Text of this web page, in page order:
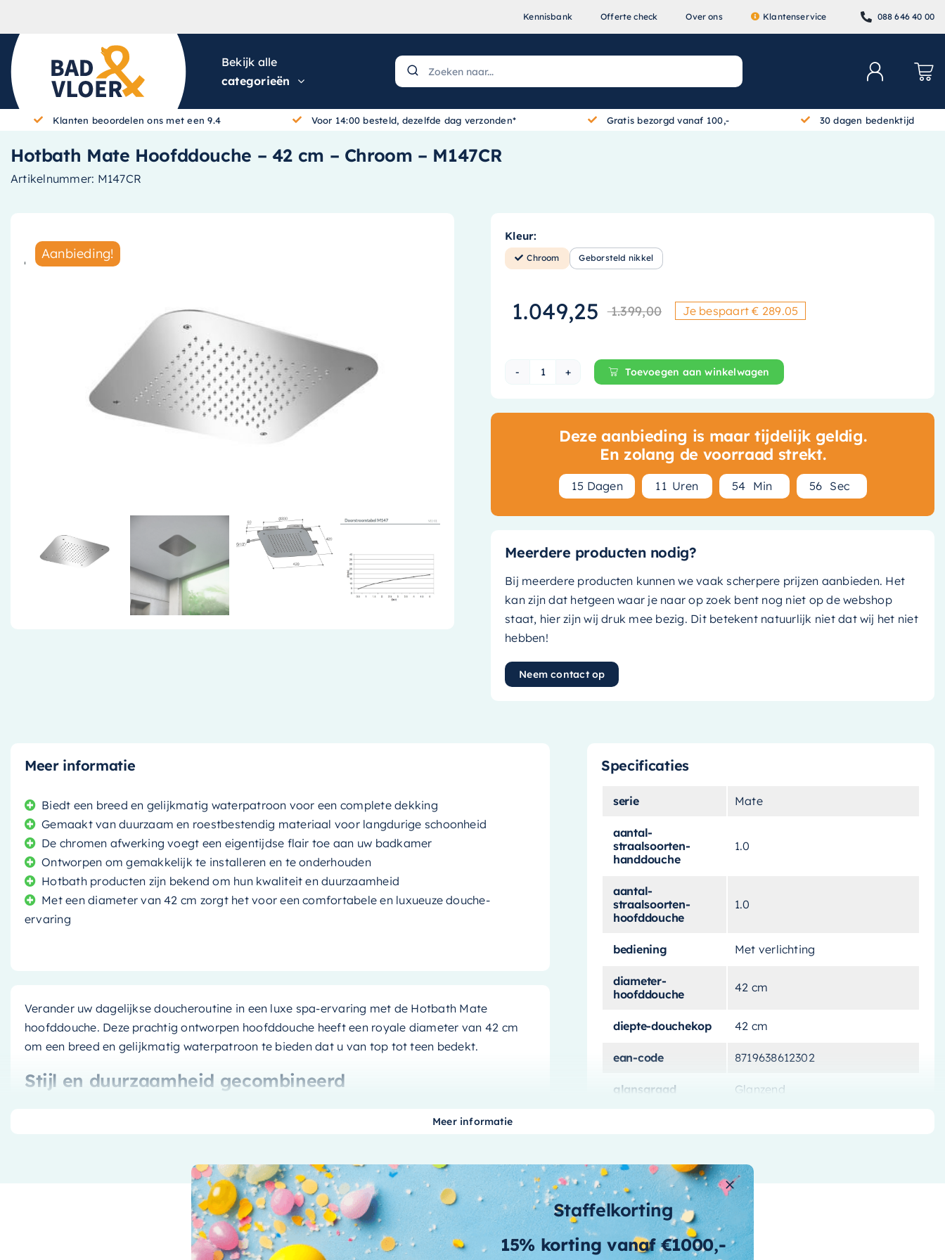
Kennisbank Offerte check Over ons Klantenservice 088 646 40 00
Bekijk alle
categorieën
Klanten beoordelen ons met een 9.4 Voor 14:00 besteld, dezelfde dag verzonden* Gratis bezorgd vanaf 100,- 30 dagen bedenktijd
Hotbath Mate Hoofddouche – 42 cm – Chroom – M147CR
Artikelnummer: M147CR
Aanbieding!
Kleur:
Chroom Geborsteld nikkel
1.399,00Oorspronkelijke prijs was:
1.049,25 Huidige prijs is: €
Je bespaart € 289.05
Hotbath Mate Hoofddouche - 42 cm - Chroom - M147CR aantal
Toevoegen aan winkelwagen
Deze aanbieding is maar tijdelijk geldig.
En zolang de voorraad strekt.
15 Dagen 11 Uren 54 Min 55 Sec
Meerdere producten nodig?
Bij meerdere producten kunnen we vaak scherpere prijzen aanbieden. Het
kan zijn dat hetgeen waar je naar op zoek bent nog niet op de webshop
staat, hier zijn wij druk mee bezig. Dit betekent natuurlijk niet dat wij het niet
hebben!
Neem contact op
Meer informatie
Biedt een breed en gelijkmatig waterpatroon voor een complete dekking
Gemaakt van duurzaam en roestbestendig materiaal voor langdurige schoonheid
De chromen afwerking voegt een eigentijdse flair toe aan uw badkamer
Ontworpen om gemakkelijk te installeren en te onderhouden
Hotbath producten zijn bekend om hun kwaliteit en duurzaamheid
Met een diameter van 42 cm zorgt het voor een comfortabele en luxueuze douche-
ervaring
Verander uw dagelijkse doucheroutine in een luxe spa-ervaring met de Hotbath Mate
hoofddouche. Deze prachtig ontworpen hoofddouche heeft een royale diameter van 42 cm
om een breed en gelijkmatig waterpatroon te bieden dat u van top tot teen bedekt.
Stijl en duurzaamheid gecombineerd
Deze hoofddouche is niet alleen functioneel, maar ook stijlvol. De strakke chromen afwerking
roestbestendig materiaal om langdurige schoonheid en prestaties te garanderen
Gemakkelijk te installeren en te onderhouden
Geen gedoe met installatie of onderhoud – deze hoofddouche is ontworpen om uw leven
Specificaties
serie Mate
aantal-
straalsoorten-
handdouche
1.0
aantal-
straalsoorten-
hoofddouche
1.0
bediening Met verlichting
diameter-
hoofddouche
42 cm
diepte-douchekop 42 cm
ean-code 8719638612302
glansgraad Glanzend
kleur Chroom
materiaal Messing
Hotbath
Meer informatie
Staffelkorting
15% korting vanaf €1000,-